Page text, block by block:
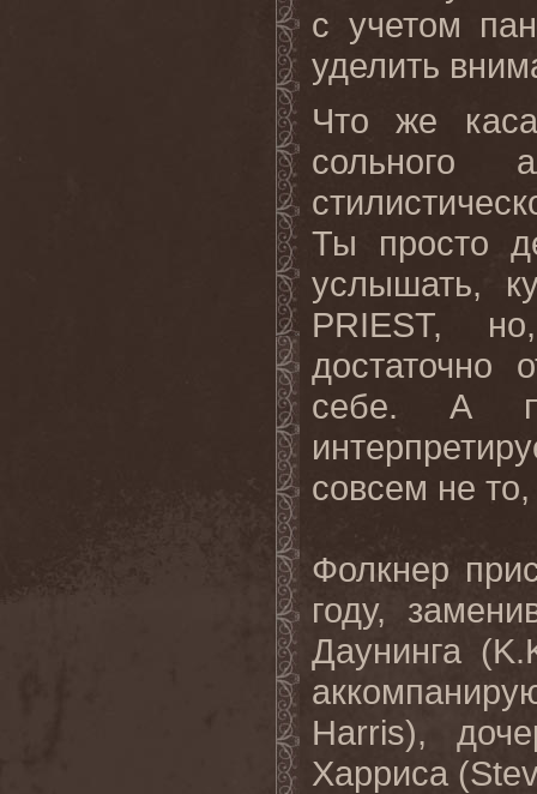
с учетом
уделить
Что же
сольного
Ты
просто
услышать,
PRIEST, но,
достаточно
себе. А
совсем не
Фолкнер
году,
Даунинга
Harris),
Харриса